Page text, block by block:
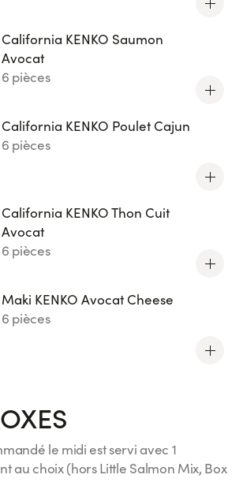
California KENKO Saumon
Avocat
6 pièces
California KENKO Poulet Cajun
6 pièces
California KENKO Thon Cuit
Avocat
6 pièces
Maki KENKO Avocat Cheese
6 pièces
le midi est servi avec 1
au choix (hors Little Salmon Mix, Box
Kids)